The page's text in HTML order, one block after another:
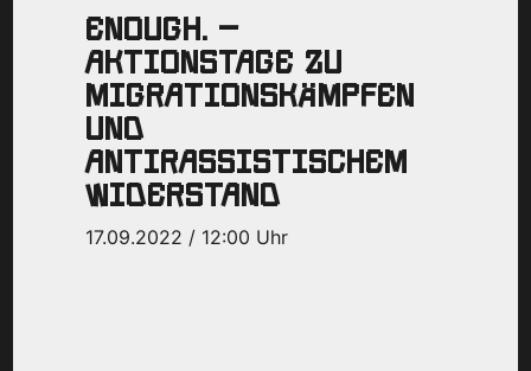
ENOUGH. –
AKTIONSTAGE ZU
MIGRATIONSKÄMPFEN
UND
ANTIRASSISTISCHEM
WIDERSTAND
17.09.2022 / 12:00 Uhr